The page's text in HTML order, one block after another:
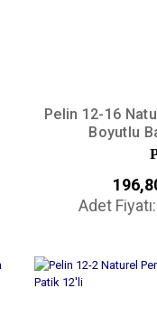
Pelin 12-16
Boyutlu
Adet